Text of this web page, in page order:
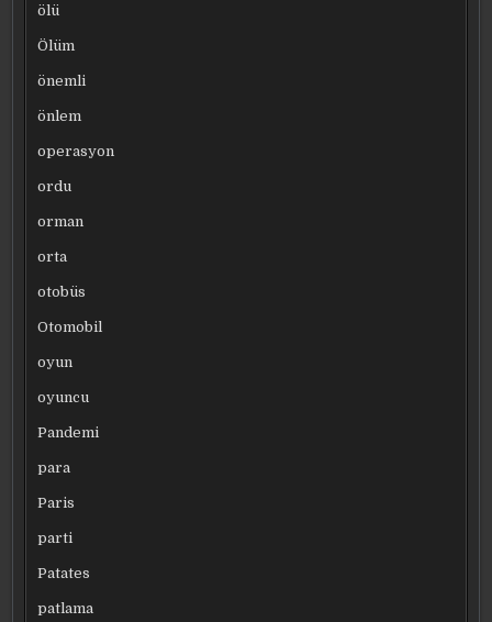
ölü
Ölüm
önemli
önlem
operasyon
ordu
orman
orta
otobüs
Otomobil
oyun
oyuncu
Pandemi
para
Paris
parti
Patates
patlama